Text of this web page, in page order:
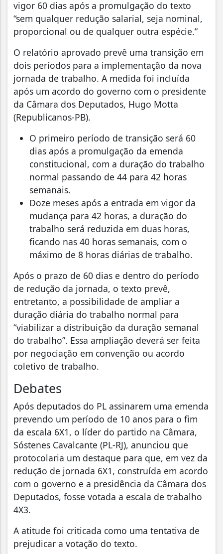
vigor 60 dias após a promulgação do texto
“sem qualquer redução salarial, seja nominal,
proporcional ou de qualquer outra espécie.”
O relatório aprovado prevê uma transição em
dois períodos para a implementação da nova
jornada de trabalho. A medida foi incluída
após um acordo do governo com o presidente
da Câmara dos Deputados, Hugo Motta
(Republicanos-PB).
O primeiro período de transição será 60
dias após a promulgação da emenda
constitucional, com a duração do trabalho
normal passando de 44 para 42 horas
semanais.
Doze meses após a entrada em vigor da
mudança para 42 horas, a duração do
trabalho será reduzida em duas horas,
ficando nas 40 horas semanais, com o
máximo de 8 horas diárias de trabalho.
Após o prazo de 60 dias e dentro do período
de redução da jornada, o texto prevê,
entretanto, a possibilidade de ampliar a
duração diária do trabalho normal para
“viabilizar a distribuição da duração semanal
do trabalho”. Essa ampliação deverá ser feita
por negociação em convenção ou acordo
coletivo de trabalho.
Debates
Após deputados do PL assinarem uma emenda
prevendo um período de 10 anos para o fim
da escala 6X1, o líder do partido na Câmara,
Sóstenes Cavalcante (PL-RJ), anunciou que
protocolaria um destaque para que, em vez da
redução de jornada 6X1, construída em acordo
com o governo e a presidência da Câmara dos
Deputados, fosse votada a escala de trabalho
4X3.
A atitude foi criticada como uma tentativa de
prejudicar a votação do texto.